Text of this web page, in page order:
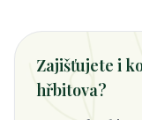
Zajišťujete i
hřbitova?